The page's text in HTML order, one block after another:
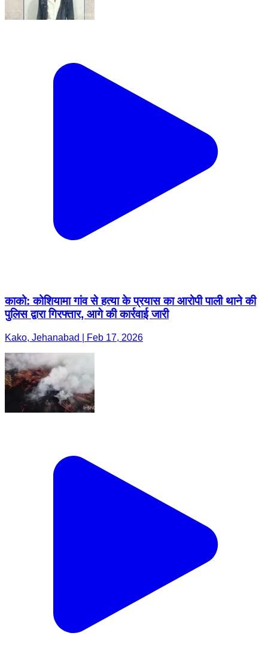
काको: कोशियामा गांव से हत्या के प्रयास का आरोपी पाली थाने की
पुलिस द्वारा गिरफ्तार, आगे की कार्रवाई जारी
Kako, Jehanabad | Feb 17, 2026